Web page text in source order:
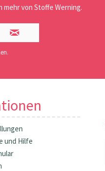
von Stoffe Werning.
und Hilfe